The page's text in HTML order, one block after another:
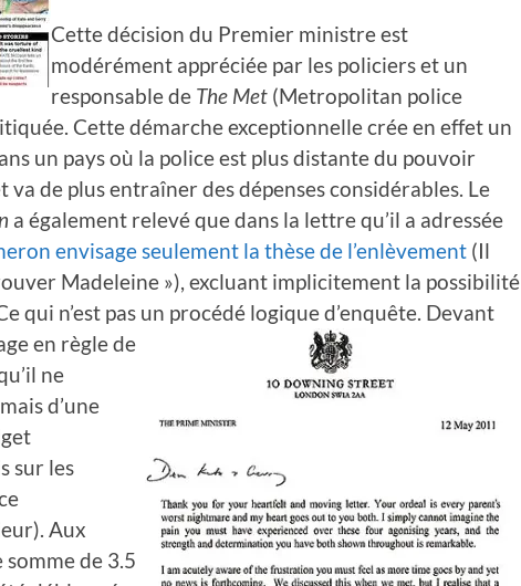
Cette décision du Premier ministre est
modérément appréciée par les policiers et un
responsable de The Met (Metropolitan police
Cette démarche exceptionnelle crée en effet un
un pays où la police est plus distante du pouvoir
va de plus entraîner des dépenses considérables. Le
a également relevé que dans la lettre qu’il a adressée
envisage seulement la thèse de l’enlèvement (Il
Madeleine »), excluant implicitement la possibilité
qui n’est pas un procédé logique d’enquête. Devant
en règle de
ne
d’une
sur les
Aux
de 3.5